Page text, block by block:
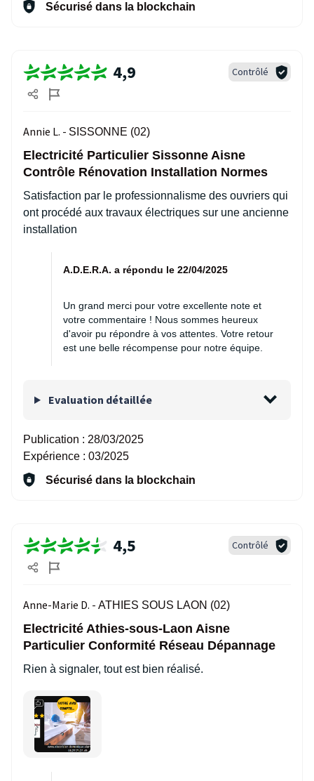
Sécurisé dans la blockchain
4,9 Contrôlé
Annie L. - SISSONNE (02)
Electricité Particulier Sissonne Aisne
Contrôle Rénovation Installation Normes
Satisfaction par le professionnalisme des ouvriers qui
ont procédé aux travaux électriques sur une ancienne
installation
A.D.E.R.A. a répondu le 22/04/2025
Un grand merci pour votre excellente note et
votre commentaire ! Nous sommes heureux
d'avoir pu répondre à vos attentes. Votre retour
est une belle récompense pour notre équipe.
Evaluation détaillée
Publication : 28/03/2025
Expérience : 03/2025
Sécurisé dans la blockchain
4,5 Contrôlé
Anne-Marie D. - ATHIES SOUS LAON (02)
Electricité Athies-sous-Laon Aisne
Particulier Conformité Réseau Dépannage
Rien à signaler, tout est bien réalisé.